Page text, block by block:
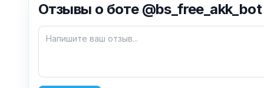
Отзывы о боте @bs_free_akk_bot